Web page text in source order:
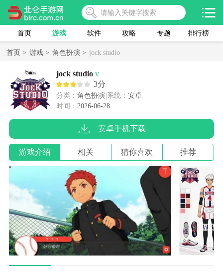
首页 游戏 软件 攻略 专题 排行榜
首页 > 游戏 > 角色扮演 > jock studio
jock studio v
3分
分类： 角色扮演 系统： 安卓
时间： 2026-06-28
安卓手机下载
游戏介绍 相关 猜你喜欢 推荐